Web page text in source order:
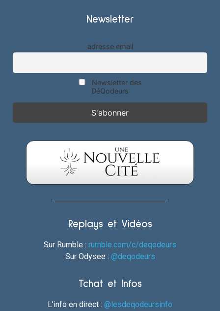
Newsletter
adresse email
Newsletter des
DéQodeurs
Replays et Vidéos
Sur Rumble : rumble.com/c/deqodeurs
Sur Odysee : @deqodeurs
Tchat et Infos
L’info en direct : @lesdeqodeursinfo